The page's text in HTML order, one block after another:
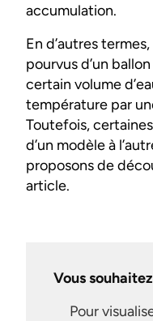
accumulation.
En d’autres
pourvus d’un
certain volume
température par
Toutefois,
d’un modèle à
proposons de
article.
Vous
Pour